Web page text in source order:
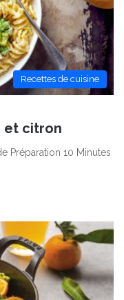
Recettes de cuisine
et citron
Préparation 10 Minutes